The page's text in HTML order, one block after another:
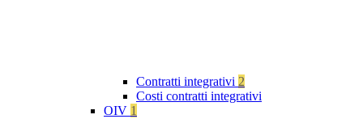
Contratti integrativi 2
Costi contratti integrativi
OIV 1